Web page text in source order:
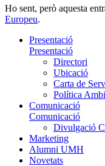
Ho sent, però aquesta
Europeu.
Presentació
Presentació
Directori
Ubicació
Carta de
Política
Comunicació
Comunicació
Divulgació
Marketing
Alumni UMH
Novetats